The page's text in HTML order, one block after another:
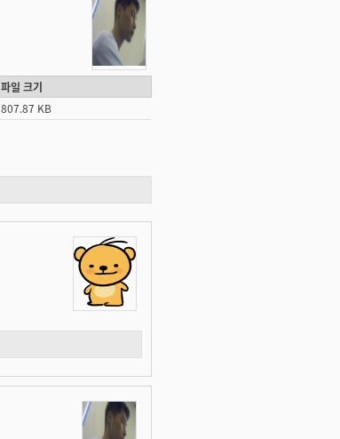
파일 크기
807.87 KB